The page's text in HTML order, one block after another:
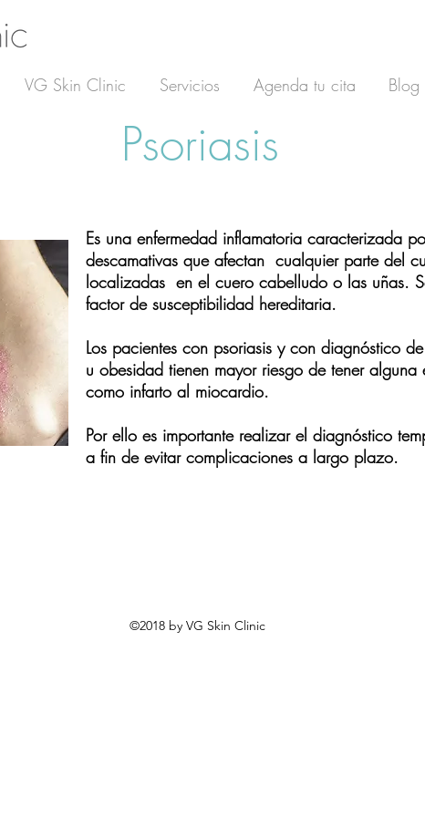
VG Skin Clinic Servicios Agenda tu cita Blog
Psoriasis
Es una enfermedad inflamatoria caracterizada
descamativas que afectan cualquier parte del
localizadas en el cuero cabelludo o las uñas.
factor de susceptibilidad hereditaria.
Los pacientes con psoriasis y con diagnóstico
u obesidad tienen mayor riesgo de tener alguna
como infarto al miocardio.
Por ello es importante realizar el diagnóstico
a fin de evitar complicaciones a largo plazo.
©2018 by VG Skin Clinic